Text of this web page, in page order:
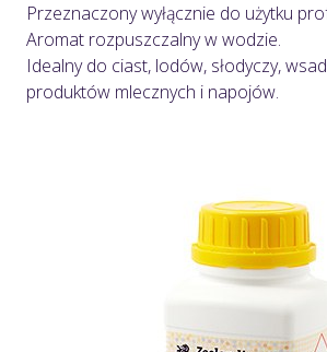
Przeznaczony wyłącznie do użytku
Aromat rozpuszczalny w wodzie.
Idealny do ciast, lodów, słodyczy,
produktów mlecznych i napojów.